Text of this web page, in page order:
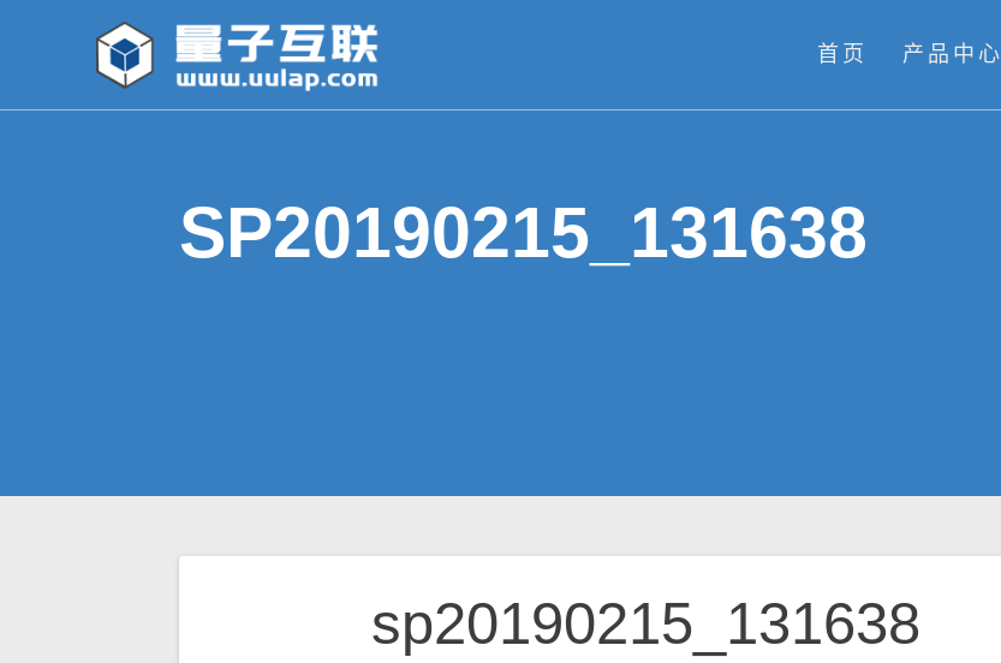
首页 产品中心
SP20190215_131638
sp20190215_131638